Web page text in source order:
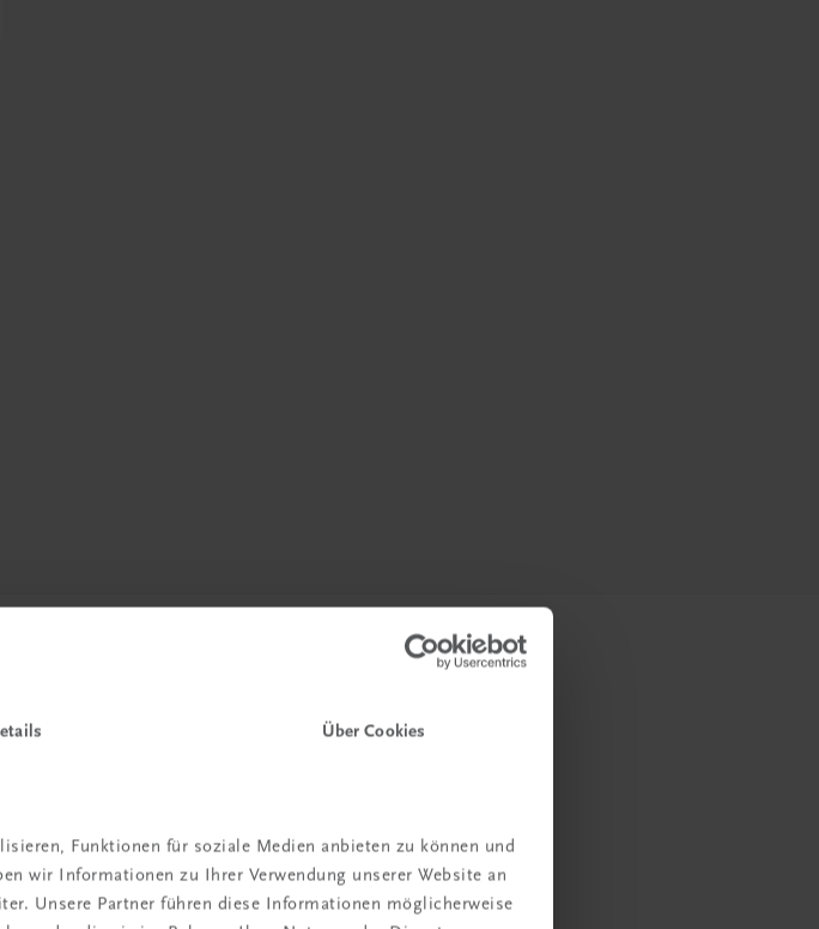
Über Cookies
Funktionen für soziale Medien anbieten zu können und
wir Informationen zu Ihrer Verwendung unserer Website an
Unsere Partner führen diese Informationen möglicherweise